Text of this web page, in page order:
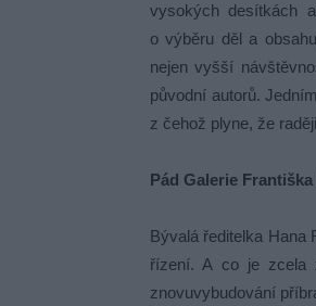
vysokých desítkách
o výběru děl a
nejen vyšší
původní autorů.
z čehož plyne, že
Pád Galerie
Bývalá ředitelka Hana
řízení. A co je zcela
znovuvybudování